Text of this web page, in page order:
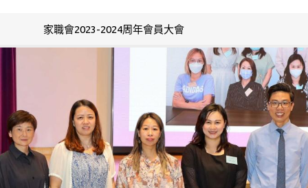
家職會2023-2024周年會員大會